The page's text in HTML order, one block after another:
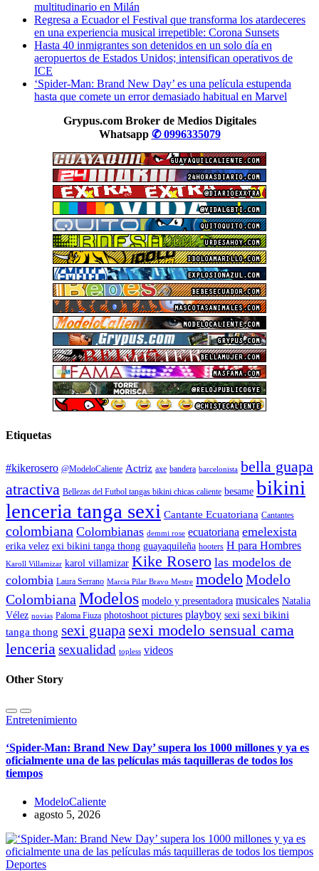
multitudinario en Milán
Regresa a Ecuador el Festival que transforma los atardeceres
en una experiencia musical irrepetible: Corona Sunsets
Hasta 40 inmigrantes son detenidos en un solo día en
aeropuertos de Estados Unidos; intensifican operativos de
ICE
‘Spider-Man: Brand New Day’ es una película estupenda
hasta que comete un error demasiado habitual en Marvel
Grypus.com Broker de Medios Digitales
Whatsapp ✆ 0996335079
Etiquetas
#kikerosero @ModeloCaliente Actriz axe bandera barcelonista bella guapa
atractiva Bellezas del Futbol tangas bikini chicas caliente besame bikini
lenceria tanga sexi Cantante Ecuatoriana Cantantes
colombiana Colombianas demmi rose ecuatoriana emelexista
erika velez exi bikini tanga thong guayaquileña hooters H para Hombres
Karoll Villamizar karol villamizar Kike Rosero las modelos de
colombia Laura Serrano Marcia Pilar Bravo Mestre modeloModelo
Colombiana Modelos modelo y presentadora musicales Natalia
Vélez novias Paloma Fiuza photoshoot pictures playboy sexi sexi bikini
tanga thong sexi guapa sexi modelo sensual cama
lenceria sexualidad topless videos
Other Story
Entretenimiento
‘Spider-Man: Brand New Day’ supera los 1000 millones y ya es
oficialmente una de las películas más taquilleras de todos los
tiempos
ModeloCaliente
agosto 5, 2026
Deportes